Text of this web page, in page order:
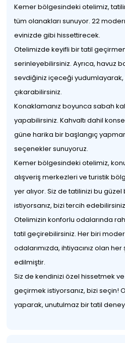
Kemer bölgesindeki otelimiz,
tüm olanakları sunuyor. 22
evinizde gibi hissettirecek.
Otelimizde keyifli bir tatil
serinleyebilirsiniz. Ayrıca, havuz
sevdiğiniz içeceği yudumlayarak,
çıkarabilirsiniz.
Konaklamanız boyunca sabah
yapabilirsiniz. Kahvaltı dahil
güne harika bir başlangıç
seçenekler sunuyoruz.
Kemer bölgesindeki otelimiz,
alışveriş merkezleri ve turistik
yer alıyor. Siz de tatilinizi bu
istiyorsanız, bizi tercih
Otelimizin konforlu odalarında
tatil geçirebilirsiniz. Her biri
odalarımızda, ihtiyacınız olan
edilmiştir.
Siz de kendinizi özel hissetmek
geçirmek istiyorsanız, bizi seçin!
yaparak, unutulmaz bir tatil